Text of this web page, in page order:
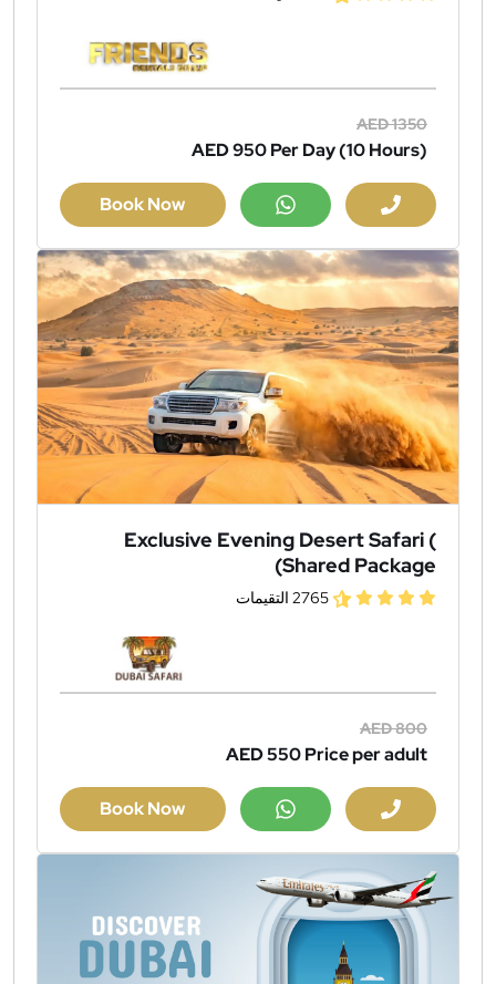
AED 1350
AED 950Per Day (10 Hours)
Book Now
Exclusive Evening Desert Safari (
Shared Package)
2765 التقيمات
AED 800
AED 550Price per adult
Book Now